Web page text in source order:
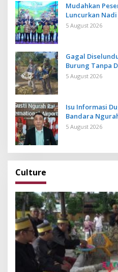
Mudahkan
Luncurkan
Menabung
5 August 2026
Gagal
Burung Tanpa
Cegah Ancaman
5 August 2026
Isu Informasi
Bandara
Operasional
5 August 2026
Culture